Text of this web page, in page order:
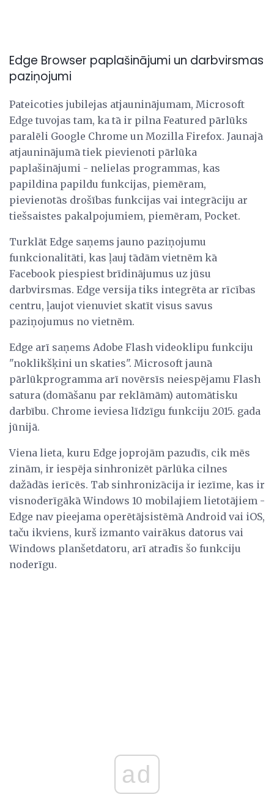
Edge Browser paplašinājumi un darbvirsmas
paziņojumi
Pateicoties jubilejas atjauninājumam, Microsoft
Edge tuvojas tam, ka tā ir pilna Featured pārlūks
paralēli Google Chrome un Mozilla Firefox. Jaunajā
atjauninājumā tiek pievienoti pārlūka
paplašinājumi - nelielas programmas, kas
papildina papildu funkcijas, piemēram,
pievienotās drošības funkcijas vai integrāciju ar
tiešsaistes pakalpojumiem, piemēram, Pocket.
Turklāt Edge saņems jauno paziņojumu
funkcionalitāti, kas ļauj tādām vietnēm kā
Facebook piespiest brīdinājumus uz jūsu
darbvirsmas. Edge versija tiks integrēta ar rīcības
centru, ļaujot vienuviet skatīt visus savus
paziņojumus no vietnēm.
Edge arī saņems Adobe Flash videoklipu funkciju
"noklikšķini un skaties". Microsoft jaunā
pārlūkprogramma arī novērsīs neiespējamu Flash
satura (domāšanu par reklāmām) automātisku
darbību. Chrome ieviesa līdzīgu funkciju 2015. gada
jūnijā.
Viena lieta, kuru Edge joprojām pazudīs, cik mēs
zinām, ir iespēja sinhronizēt pārlūka cilnes
dažādās ierīcēs. Tab sinhronizācija ir iezīme, kas ir
visnoderīgākā Windows 10 mobilajiem lietotājiem -
Edge nav pieejama operētājsistēmā Android vai iOS,
taču ikviens, kurš izmanto vairākus datorus vai
Windows planšetdatoru, arī atradīs šo funkciju
noderīgu.
ad